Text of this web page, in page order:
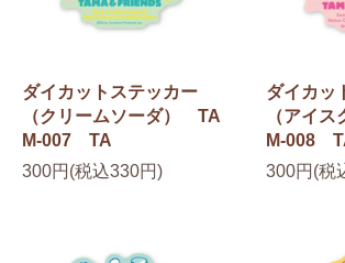
ダイカットステッカー
（クリームソーダ） TA
M-007 TA
300円(税込330円)
ダイカッ
（アイ
M-008
300円(税